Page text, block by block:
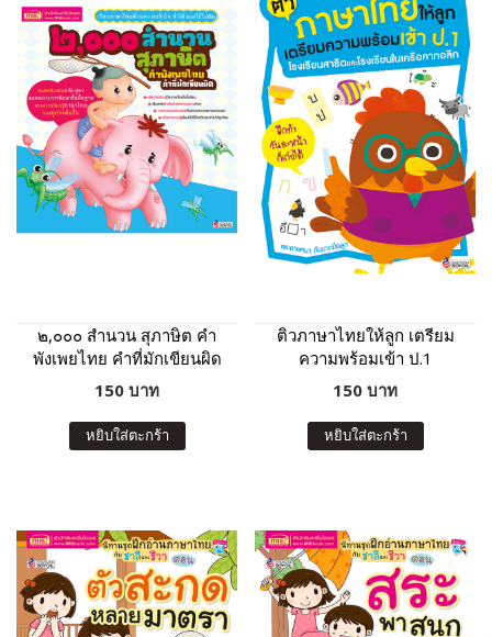
๒,๐๐๐ สำนวน สุภาษิต คำ
พังเพยไทย คำที่มักเขียนผิด
(ฉบับปรับปรุง)
150 บาท
หยิบใส่ตะกร้า
ติวภาษาไทยให้ลูก เตรียม
ความพร้อมเข้า ป.1
โรงเรียนสาธิตและโรงเรียน
ในเครือคาทอลิก (ฉบับ
ปรับปรุง)
150 บาท
หยิบใส่ตะกร้า